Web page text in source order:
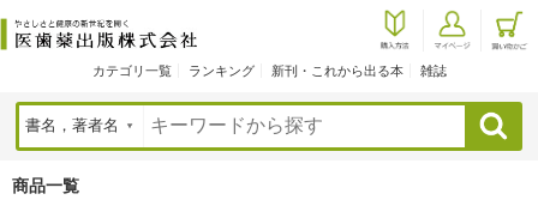
カテゴリ一覧 ランキング 新刊・これから出る本 雑誌
検索
商品一覧